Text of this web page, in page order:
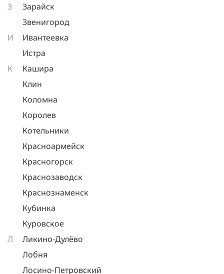
З
Зарайск
Звенигород
И
Ивантеевка
Истра
К
Кашира
Клин
Коломна
Королев
Котельники
Красноармейск
Красногорск
Краснозаводск
Краснознаменск
Кубинка
Куровское
Л
Ликино-Дулёво
Лобня
Лосино-Петровский